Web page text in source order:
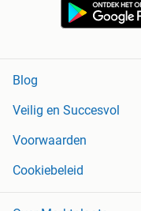
Blog
Veilig en Succesvol
Voorwaarden
Cookiebeleid